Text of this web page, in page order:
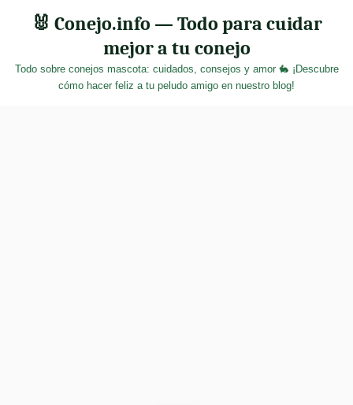
🐰 Conejo.info — Todo para cuidar
mejor a tu conejo
Todo sobre conejos mascota: cuidados, consejos y amor 🐇 ¡Descubre
cómo hacer feliz a tu peludo amigo en nuestro blog!